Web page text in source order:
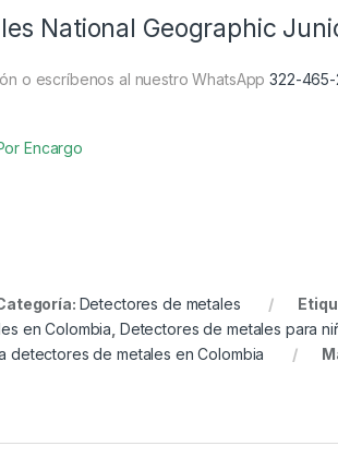
National Geographic
o escríbenos al nuestro WhatsApp322-465-
Encargo
Detectores de metales
en Colombia Detectores de metales para
detectores de metales en Colombia